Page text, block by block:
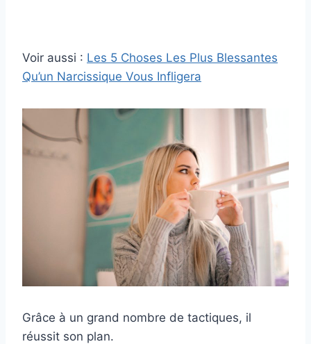
Voir aussi : Les 5 Choses Les Plus Blessantes
Qu’un Narcissique Vous Infligera
Grâce à un grand nombre de tactiques, il
réussit son plan.